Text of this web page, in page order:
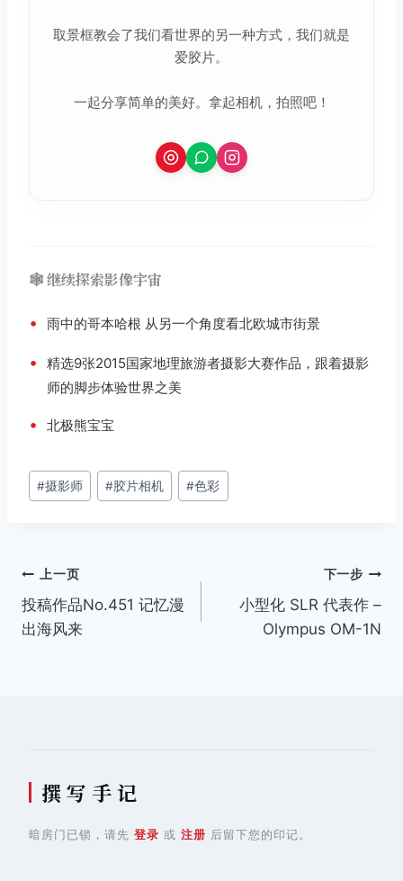
取景框教会了我们看世界的另一种方式，我们就是
爱胶片。
一起分享简单的美好。拿起相机，拍照吧！
🕸️ 继续探索影像宇宙
• 雨中的哥本哈根 从另一个角度看北欧城市街景
•
精选9张2015国家地理旅游者摄影大赛作品，跟着摄影
师的脚步体验世界之美
• 北极熊宝宝
文
章
#摄影师 #胶片相机 #色彩
文
章
上一页
投稿作品No.451 记忆漫
出海风来
下一步
小型化 SLR 代表作 –
Olympus OM-1N
撰 写 手 记
暗房门已锁，请先 登录 或 注册 后留下您的印记。